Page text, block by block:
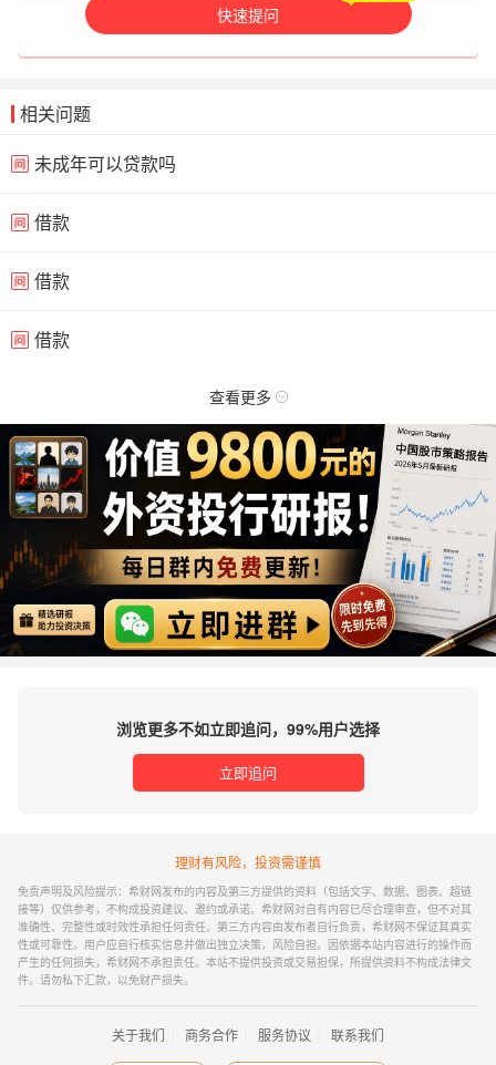
快速提问
相关问题
未成年可以贷款吗
借款
借款
借款
查看更多
浏览更多不如立即追问，99%用户选择
立即追问
理财有风险，投资需谨慎
免责声明及风险提示：希财网发布的内容及第三方提供的资料（包括文字、数据、图表、超链
接等）仅供参考，不构成投资建议、邀约或承诺。希财网对自有内容已尽合理审查，但不对其
准确性、完整性或时效性承担任何责任。第三方内容由发布者自行负责，希财网不保证其真实
性或可靠性。用户应自行核实信息并做出独立决策，风险自担。因依据本站内容进行的操作而
产生的任何损失，希财网不承担责任。本站不提供投资或交易担保，所提供资料不构成法律文
件。请勿私下汇款，以免财产损失。
关于我们 商务合作 服务协议 联系我们